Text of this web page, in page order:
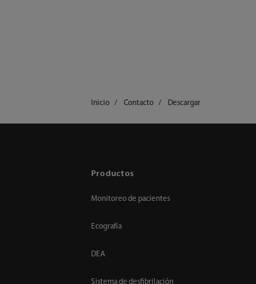
Inicio Contacto Descargar
Productos
Monitoreo de pacientes
Ecografía
DEA
Sistema de desfibrilación